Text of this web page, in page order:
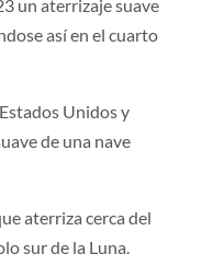
un aterrizaje suave
así en el cuarto
Unidos y
de una nave
aterriza cerca del
sur de la Luna.